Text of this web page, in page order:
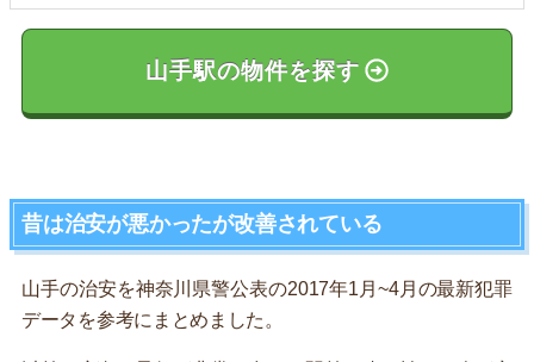
山手駅の物件を探す
昔は治安が悪かったが改善されている
山手の治安を神奈川県警公表の2017年1月~4月の最新犯罪
データを参考にまとめました。